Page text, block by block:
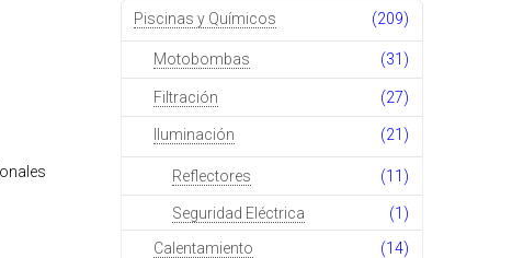
Piscinas y Químicos (209)
Motobombas (31)
Filtración (27)
Iluminación (21)
Reflectores (11)
Seguridad Eléctrica
(1)
Calentamiento
(14)